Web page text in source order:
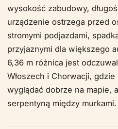
wysokość zabudowy,
urządzenie ostrzega przed
stromymi podjazdami,
przyjaznymi dla większego
6,36 m różnica jest
Włoszech i Chorwacji,
wyglądać dobrze na mapie,
serpentyną między murkami.